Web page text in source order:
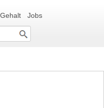
Gehalt Jobs